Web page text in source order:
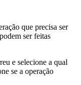
que precisa ser
ser feitas
e selecione a qual
se a operação